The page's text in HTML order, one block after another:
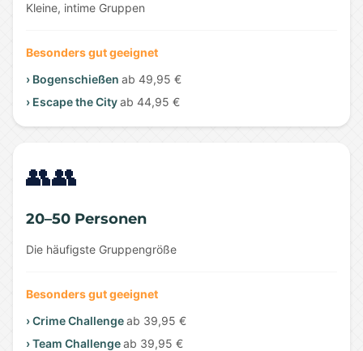
Kleine, intime Gruppen
Besonders gut geeignet
› Bogenschießen ab 49,95 €
› Escape the Cityab 44,95 €
👥👥
20–50 Personen
Die häufigste Gruppengröße
Besonders gut geeignet
› Crime Challengeab 39,95 €
› Team Challengeab 39,95 €